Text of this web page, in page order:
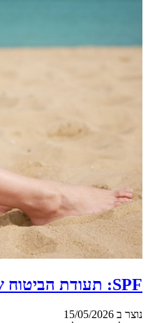
SPF: תעודת הביטוח שלך מפני הזדקנות
נוצר ב 15/05/2026